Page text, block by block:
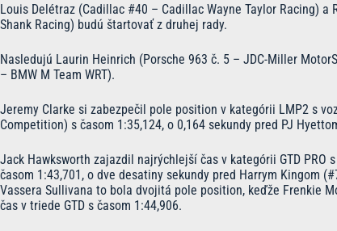
Louis Delétraz (Cadillac #40 – Cadillac Wayne Taylor Racing)
Shank Racing) budú štartovať z druhej rady.
Nasledujú Laurin Heinrich (Porsche 963 č. 5 – JDC-Miller
– BMW M Team WRT).
Jeremy Clarke si zabezpečil pole position v kategórii LMP2 s
Competition) s časom 1:35,124, o 0,164 sekundy pred PJ
Jack Hawksworth zajazdil najrýchlejší čas v kategórii GTD PRO
časom 1:43,701, o dve desatiny sekundy pred Harrym Kingom
Vassera Sullivana to bola dvojitá pole position, keďže Frenkie
čas v triede GTD s časom 1:44,906.